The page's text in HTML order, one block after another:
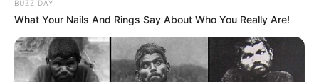
11:11 / 06 Avqust 2026 CƏMİYYƏT
BUZZ DAY
What Your Nails And Rings Say About Who You Really Are!